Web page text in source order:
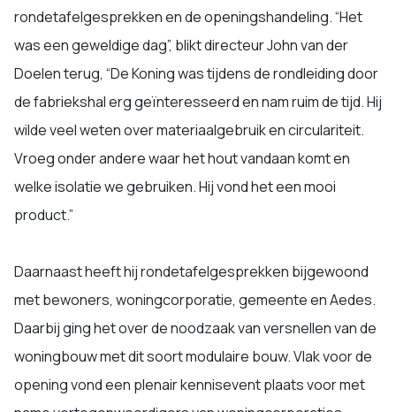
rondetafelgesprekken en de openingshandeling. “Het
was een geweldige dag”, blikt directeur John van der
Doelen terug, “De Koning was tijdens de rondleiding door
de fabriekshal erg geïnteresseerd en nam ruim de tijd. Hij
wilde veel weten over materiaalgebruik en circulariteit.
Vroeg onder andere waar het hout vandaan komt en
welke isolatie we gebruiken. Hij vond het een mooi
product.”
Daarnaast heeft hij rondetafelgesprekken bijgewoond
met bewoners, woningcorporatie, gemeente en Aedes.
Daarbij ging het over de noodzaak van versnellen van de
woningbouw met dit soort modulaire bouw. Vlak voor de
opening vond een plenair kennisevent plaats voor met